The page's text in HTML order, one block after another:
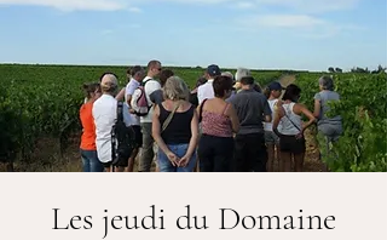
Les jeudi du Domaine